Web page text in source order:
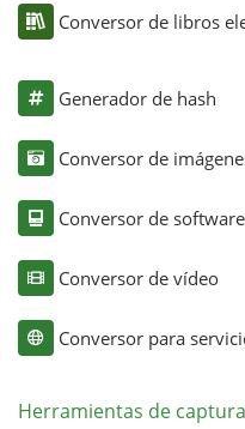
Conversor de libros
Generador de hash
Conversor de
Conversor de software
Conversor de vídeo
Conversor para
Herramientas de